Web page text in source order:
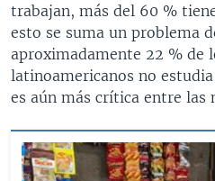
trabajan, más del 60 %
esto se suma un problema
aproximadamente 22 % de
latinoamericanos no
es aún más crítica entre las